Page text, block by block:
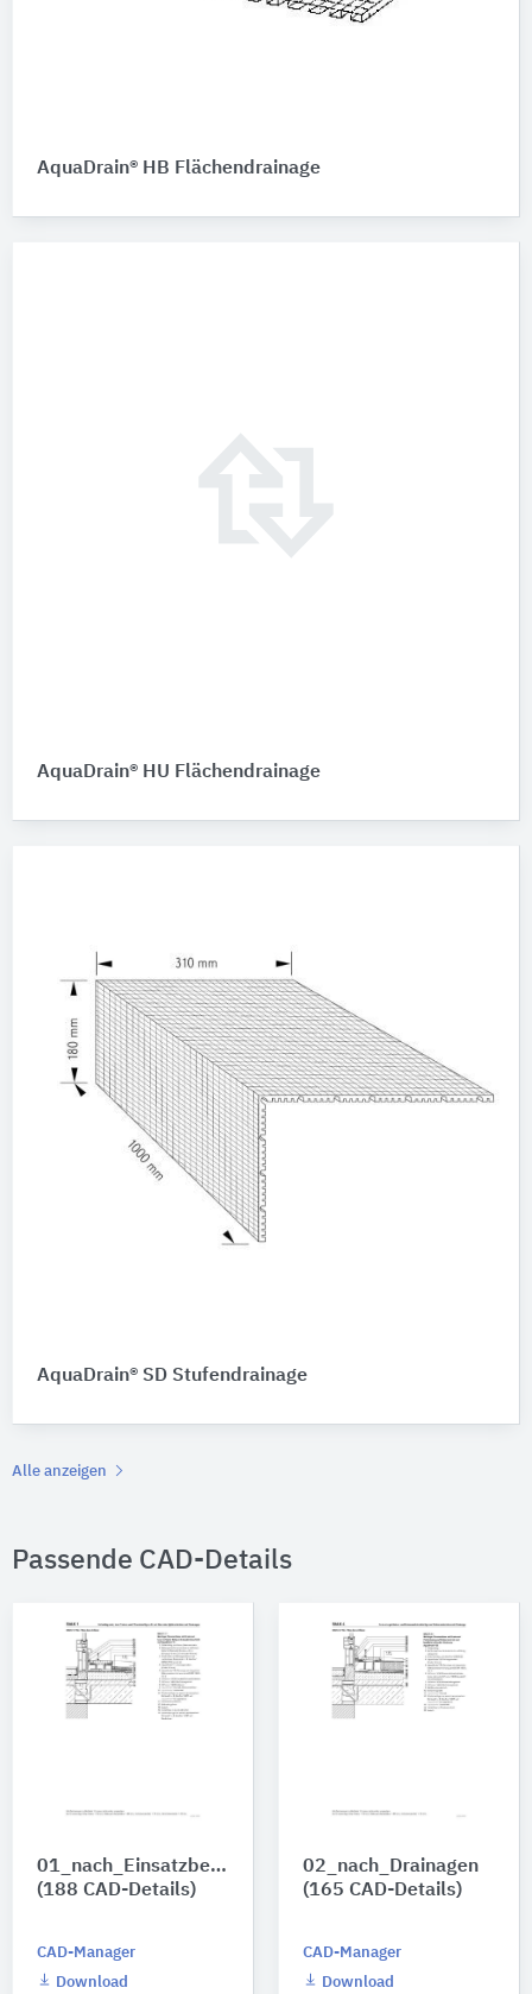
AquaDrain® HB Flächendrainage
AquaDrain® HU Flächendrainage
AquaDrain® SD Stufendrainage
Alle anzeigen
Passende CAD-Details
01_nach_Einsatzbereich
(188 CAD-Details)
CAD-Manager
Download
02_nach_Drainagen
(165 CAD-Details)
CAD-Manager
Download